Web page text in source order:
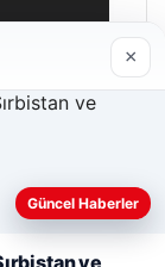
×
Güncel Haberler
ve